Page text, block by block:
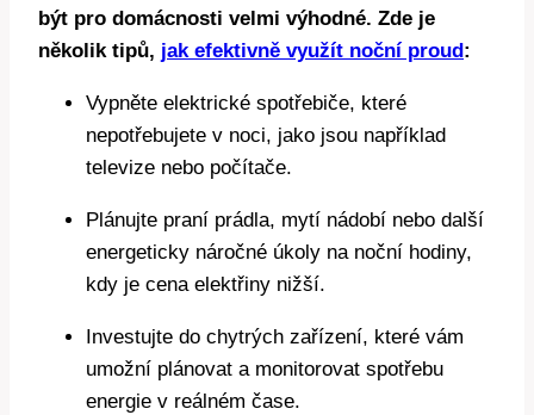
být pro domácnosti velmi výhodné. Zde je
několik tipů, jak efektivně využít noční proud:
Vypněte elektrické spotřebiče, které
nepotřebujete v noci, jako jsou například
televize nebo počítače.
Plánujte praní prádla, mytí nádobí nebo další
energeticky náročné úkoly na noční hodiny,
kdy je cena elektřiny nižší.
Investujte do chytrých zařízení, které vám
umožní plánovat a monitorovat spotřebu
energie v reálném čase.